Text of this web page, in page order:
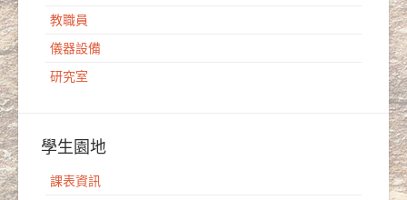
教職員
儀器設備
研究室
學生園地
課表資訊